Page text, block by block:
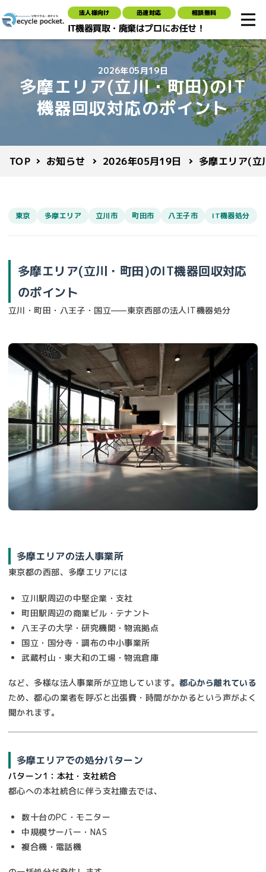
法人様向け 迅速対応 相談無料
IT機器買取・廃棄はプロにお任せ！
2026年05月19日
多摩エリア(立川・町田)のIT
機器回収対応のポイント
TOP お知らせ 2026年05月19日 多摩エリア(立
東京 多摩エリア 立川市 町田市 八王子市 IT機器処分
多摩エリア(立川・町田)のIT機器回収対応
のポイント
立川・町田・八王子・国立——東京西部の法人IT機器処分
多摩エリアの法人事業所
東京都の西部、多摩エリアには
立川駅周辺の中堅企業・支社
町田駅周辺の商業ビル・テナント
八王子の大学・研究機関・物流拠点
国立・国分寺・調布の中小事業所
武蔵村山・東大和の工場・物流倉庫
など、多様な法人事業所が立地しています。都心から離れている
ため、都心の業者を呼ぶと出張費・時間がかかるという声がよく
聞かれます。
多摩エリアでの処分パターン
パターン1：本社・支社統合
都心への本社統合に伴う支社撤去では、
数十台のPC・モニター
中規模サーバー・NAS
複合機・電話機